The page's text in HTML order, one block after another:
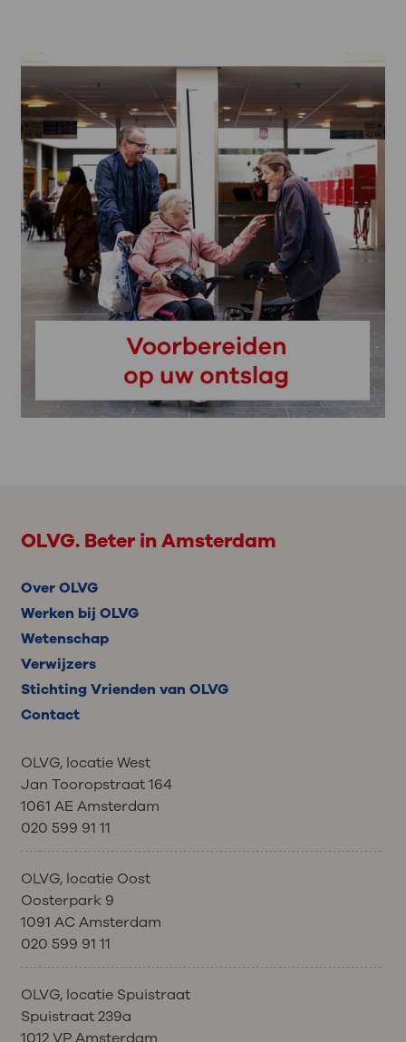
OLVG. Beter in Amsterdam
Over OLVG
Werken bij OLVG
Wetenschap
Verwijzers
Stichting Vrienden van OLVG
Contact
OLVG, locatie West
Jan Tooropstraat 164
1061 AE Amsterdam
020 599 91 11
OLVG, locatie Oost
Oosterpark 9
1091 AC Amsterdam
020 599 91 11
OLVG, locatie Spuistraat
Spuistraat 239a